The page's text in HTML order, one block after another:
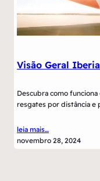
Visão Geral
Descubra como
resgates por distância e
leia mais…
novembro 28, 2024